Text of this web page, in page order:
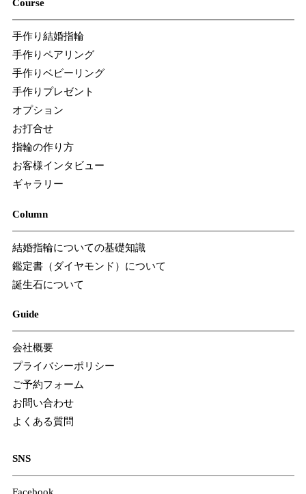
Course
手作り結婚指輪
手作りペアリング
手作りベビーリング
手作りプレゼント
オプション
お打合せ
指輪の作り方
お客様インタビュー
ギャラリー
Column
結婚指輪についての基礎知識
鑑定書（ダイヤモンド）について
誕生石について
Guide
会社概要
プライバシーポリシー
ご予約フォーム
お問い合わせ
よくある質問
SNS